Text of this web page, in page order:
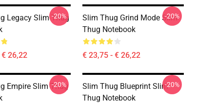
Legacy Slim Thug
26,22
-20%
Slim Thug Grind Mode Slim
Thug Notebook
€ 23,75 - € 26,22
-20%
Empire Slim Thug
-20%
Slim Thug Blueprint Slim
Thug Notebook
-20%